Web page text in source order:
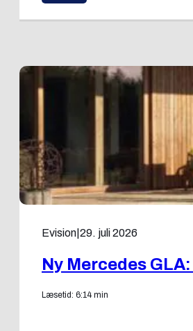
Evision 29. juli 2026
Ny Mercedes
Læsetid: 6:14 min